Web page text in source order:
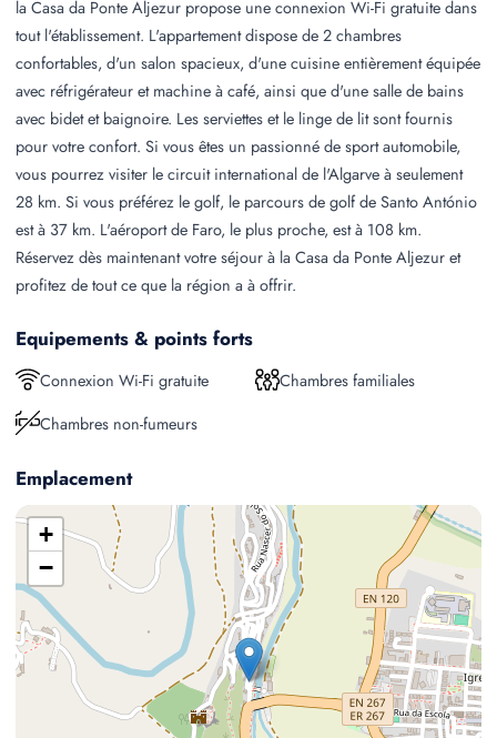
la Casa da Ponte Aljezur propose une connexion Wi-Fi gratuite dans
tout l'établissement. L'appartement dispose de 2 chambres
confortables, d'un salon spacieux, d'une cuisine entièrement équipée
avec réfrigérateur et machine à café, ainsi que d'une salle de bains
avec bidet et baignoire. Les serviettes et le linge de lit sont fournis
pour votre confort. Si vous êtes un passionné de sport automobile,
vous pourrez visiter le circuit international de l'Algarve à seulement
28 km. Si vous préférez le golf, le parcours de golf de Santo António
est à 37 km. L'aéroport de Faro, le plus proche, est à 108 km.
Réservez dès maintenant votre séjour à la Casa da Ponte Aljezur et
profitez de tout ce que la région a à offrir.
Equipements & points forts
Connexion Wi-Fi gratuite
Chambres familiales
Chambres non-fumeurs
Emplacement
+
−